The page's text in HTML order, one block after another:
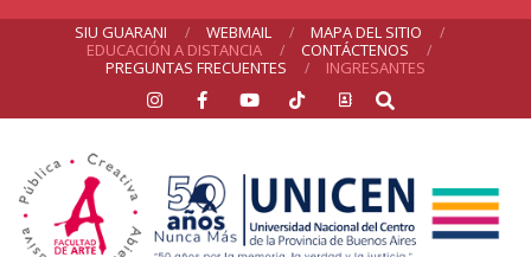
SIU GUARANI WEBMAIL
MAPA DEL SITIO
EDUCACIÓN A DISTANCIA
CONTÁCTENOS
PREGUNTAS FRECUENTES
INGRESANTES
Search